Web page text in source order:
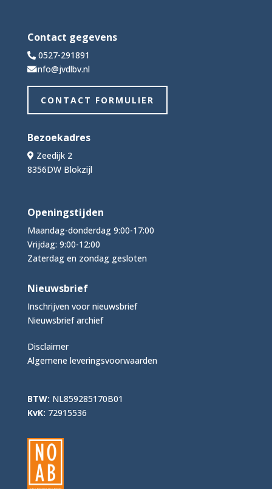
Contact gegevens
0527-291891
info@jvdlbv.nl
CONTACT FORMULIER
Bezoekadres
Zeedijk 2
8356DW Blokzijl
Openingstijden
Maandag-donderdag 9:00-17:00
Vrijdag: 9:00-12:00
Zaterdag en zondag gesloten
Nieuwsbrief
Inschrijven voor nieuwsbrief
Nieuwsbrief archief
Disclaimer
Algemene leveringsvoorwaarden
BTW: NL859285170B01
KvK: 72915536